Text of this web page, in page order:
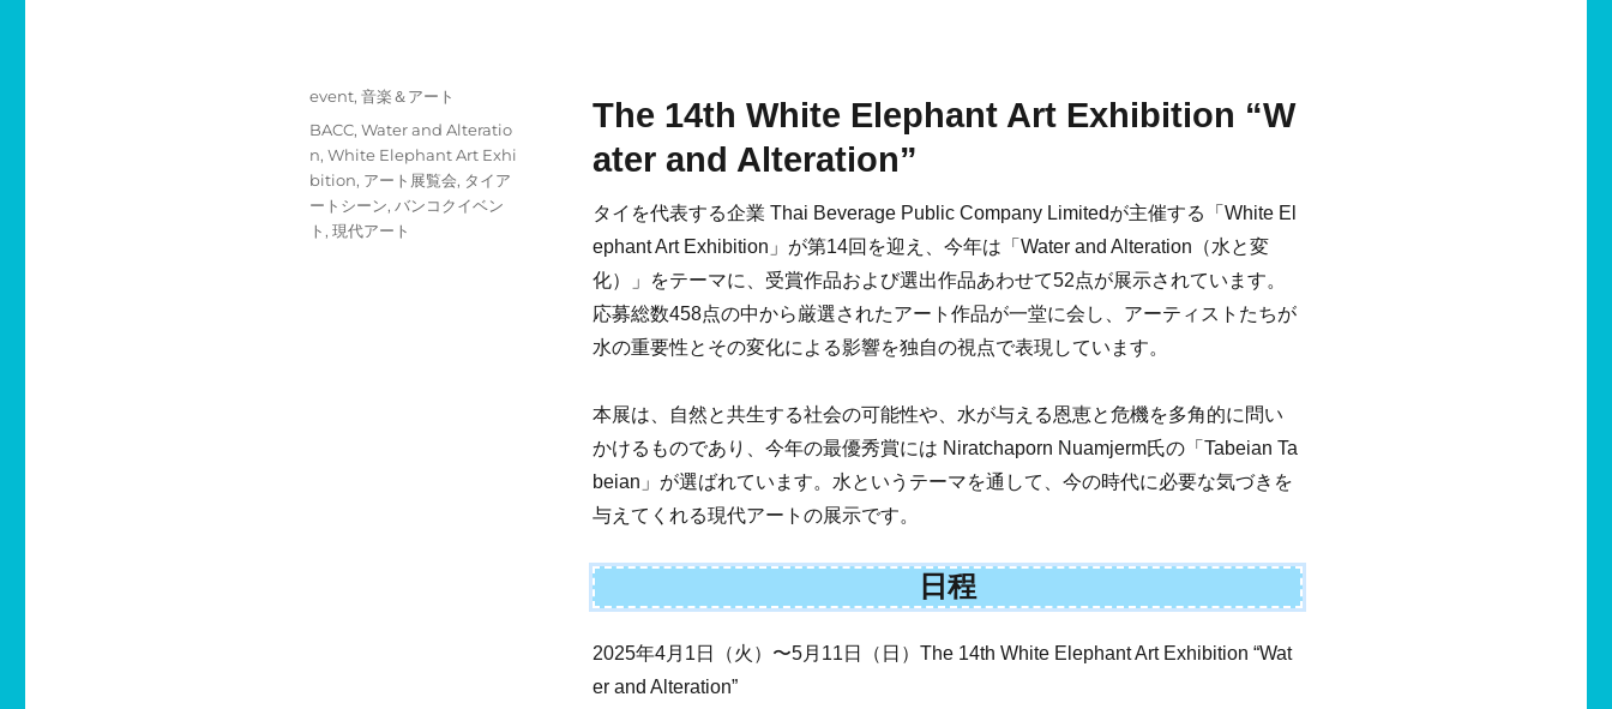
The 14th White Elephant Art Exhibition “W
ater and Alteration”
タイを代表する企業 Thai Beverage Public Company Limitedが主催する「White El
ephant Art Exhibition」が第14回を迎え、今年は「Water and Alteration（水と変
化）」をテーマに、受賞作品および選出作品あわせて52点が展示されています。
応募総数458点の中から厳選されたアート作品が一堂に会し、アーティストたちが
水の重要性とその変化による影響を独自の視点で表現しています。
本展は、自然と共生する社会の可能性や、水が与える恩恵と危機を多角的に問い
かけるものであり、今年の最優秀賞には Niratchaporn Nuamjerm氏の「Tabeian Ta
beian」が選ばれています。水というテーマを通して、今の時代に必要な気づきを
与えてくれる現代アートの展示です。
日程
2025年4月1日（火）〜5月11日（日）The 14th White Elephant Art Exhibition “Wat
er and Alteration”
日:
カ
リ
event, 音楽＆アート
タ
グ
BACC, Water and Alteratio
n, White Elephant Art Exhi
bition, アート展覧会, タイア
ートシーン, バンコクイベン
ト , 現代アート